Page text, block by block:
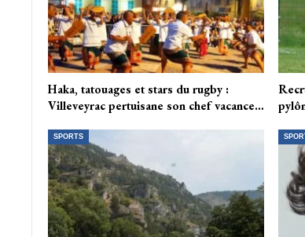
Haka, tatouages et stars du rugby :
Villeveyrac pertuisane son chef vacance…
SPORTS